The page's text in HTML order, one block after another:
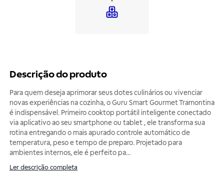
Descrição do produto
Para quem deseja aprimorar seus dotes culinários ou vivenciar
novas experiências na cozinha, o Guru Smart Gourmet Tramontina
é indispensável. Primeiro cooktop portátil inteligente conectado
via aplicativo ao seu smartphone ou tablet , ele transforma sua
rotina entregando o mais apurado controle automático de
temperatura, peso e tempo de preparo. Projetado para
ambientes internos, ele é perfeito pa...
Ler descrição completa